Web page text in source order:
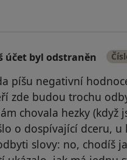
účet byl odstraněn
píšu negativní
zde budou trochu
chovala hezky
o dospívající dceru,
slovy: no, chodíš